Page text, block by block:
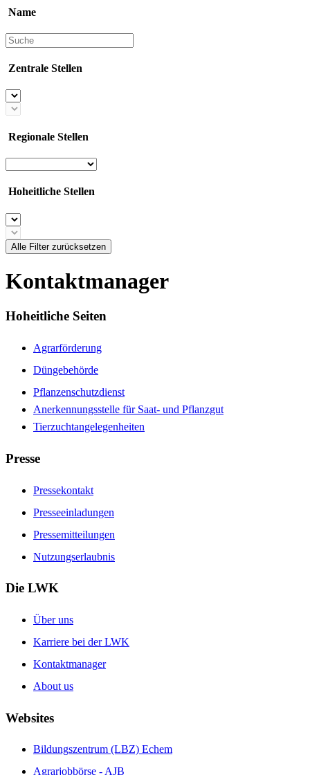
Name
Zentrale Stellen
Regionale Stellen
Hoheitliche Stellen
Alle Filter zurücksetzen
Kontaktmanager
Hoheitliche Seiten
Agrarförderung
Düngebehörde
Pflanzenschutzdienst
Anerkennungsstelle für Saat- und Pflanzgut
Tierzuchtangelegenheiten
Presse
Pressekontakt
Presseeinladungen
Pressemitteilungen
Nutzungserlaubnis
Die LWK
Über uns
Karriere bei der LWK
Kontaktmanager
About us
Websites
Bildungszentrum (LBZ) Echem
Agrarjobbörse - AJB